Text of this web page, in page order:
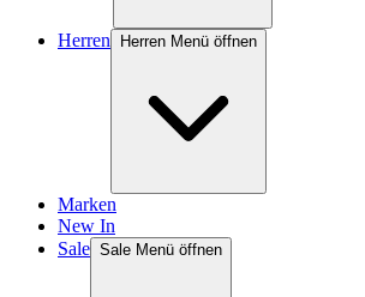
Herren Herren Menü öffnen
Marken
New In
Sale Sale Menü öffnen